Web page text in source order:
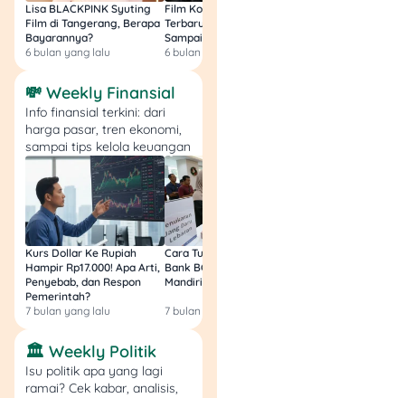
Fitur dan Benefit
Bunga
Pencairan Maksimum
Rp30.000.000
Tenor
6 - 30 bulan
Saatnya Wujudkan
Rencana dengan
Pinjaman Mandiri
Pinjaman di Bank Mandiri
Lisa BLACKPINK Syuting
Film di Tangerang, Berapa
Bayarannya?
6 bulan yang lalu
Film Komedi Indonesia
Terbaru 2026, Siap Ngakak
Sampai Sakit Perut!
6 bulan yang lalu
💸 Weekly Finansial
Info finansial terkini: dari
harga pasar, tren ekonomi,
sampai tips kelola keuangan
Kurs Dollar Ke Rupiah
Hampir Rp17.000! Apa Arti,
Penyebab, dan Respon
Pemerintah?
7 bulan yang lalu
Cara Tukar Uang Baru di
Bank BCA (Umum, BNI,
Mandiri, BRI, dan BSI) 2026!
7 bulan yang lalu
🏛️ Weekly Politik
Isu politik apa yang lagi
ramai? Cek kabar, analisis,